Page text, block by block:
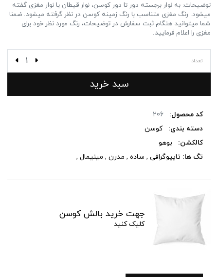
توضیحات: به نوار برجسته دور تا دور کوسن، نوار قیطان یا نوار مغزی گفته
میشود. رنگ مغزی متناسب با رنگ زمینه کوسن در نظر گرفته میشود. ضمنا
شما میتوانید هنگام ثبت سفارش در توضیحات، رنگ مورد نظر خود برای
مغزی را اعلام فرمایید.
تعداد
سبد خرید
کد محصول:
206
دسته بندی:
کوسن
کالکشن:
بوهو
تگ ها: تایپوگرافی , ساده , مدرن , مینیمال ,
جهت خرید بالش کوسن
کلیک کنید